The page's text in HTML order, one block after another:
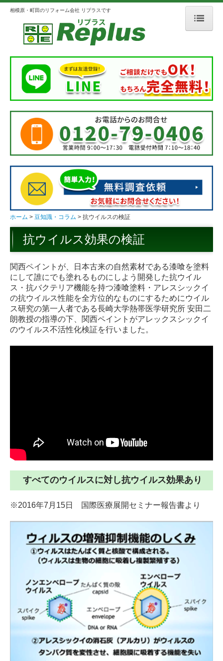
ホーム
会社案内
選ばれる理由
3つのこだわり
メディア掲載
人柄のよいスタッフ紹介
施工事例
外壁・屋根
浴室・洗面
トイレ
キッチン
内装
外構・その他
お客様の声・笑顔アルバム
お問合せ
外装・外装屋根塗装
塗り替え時の見分け方
塗装工事の流れ
豆知識・コラム
火災保険が適用されるかも!?
リフォームかし保険
高い抗ウイルス効果！関西ペイント・アレスシックイ
アレスシックイの特徴
地域コミュニティ
相模原・町田のリフォーム会社 リプラスです
ホーム 豆知識・コラム 抗ウイルスの検証
抗ウイルス効果の検証
関西ペイントが、日本古来の自然素材である漆喰を塗料
にして誰にでも塗れるものにしよう開発した抗ウイル
ス・抗バクテリア機能を持つ漆喰塗料・アレスシックイ
の抗ウイルス性能を全方位的なものにするためにウイル
ス研究の第一人者である長崎大学熱帯医学研究所 安田二
朗教授の指導の下、関西ペイントがアレックスシックイ
のウイルス不活性化検証を行いました。
すべてのウイルスに対し抗ウイルス効果あり
※2016年7月15日 国際医療展開セミナー報告書より